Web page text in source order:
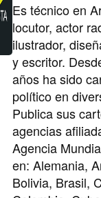
Es técnico en
locutor, actor
ilustrador,
y escritor.
años ha sido
político en
Publica sus
agencias
Agencia
en: Alemania,
Bolivia, Brasil,